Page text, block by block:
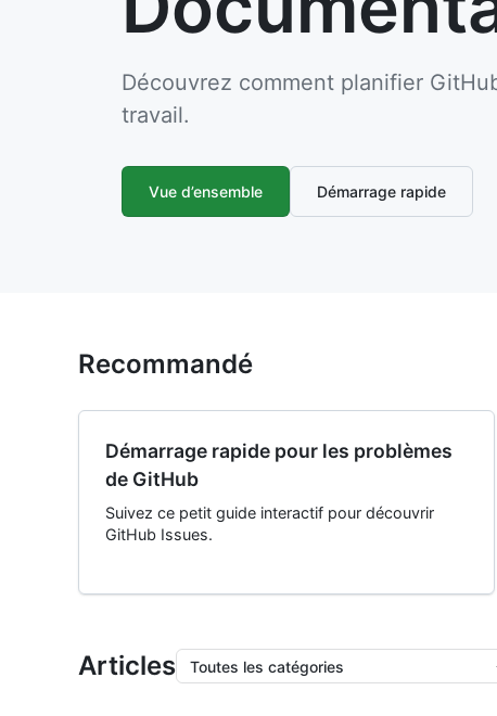
Découvrez comment planifier
travail.
Vue d’ensemble Démarrage rapide
Recommandé
Démarrage rapide pour les problèmes
de GitHub
Suivez ce petit guide interactif pour découvrir
GitHub Issues.
Articles Toutes les catégories